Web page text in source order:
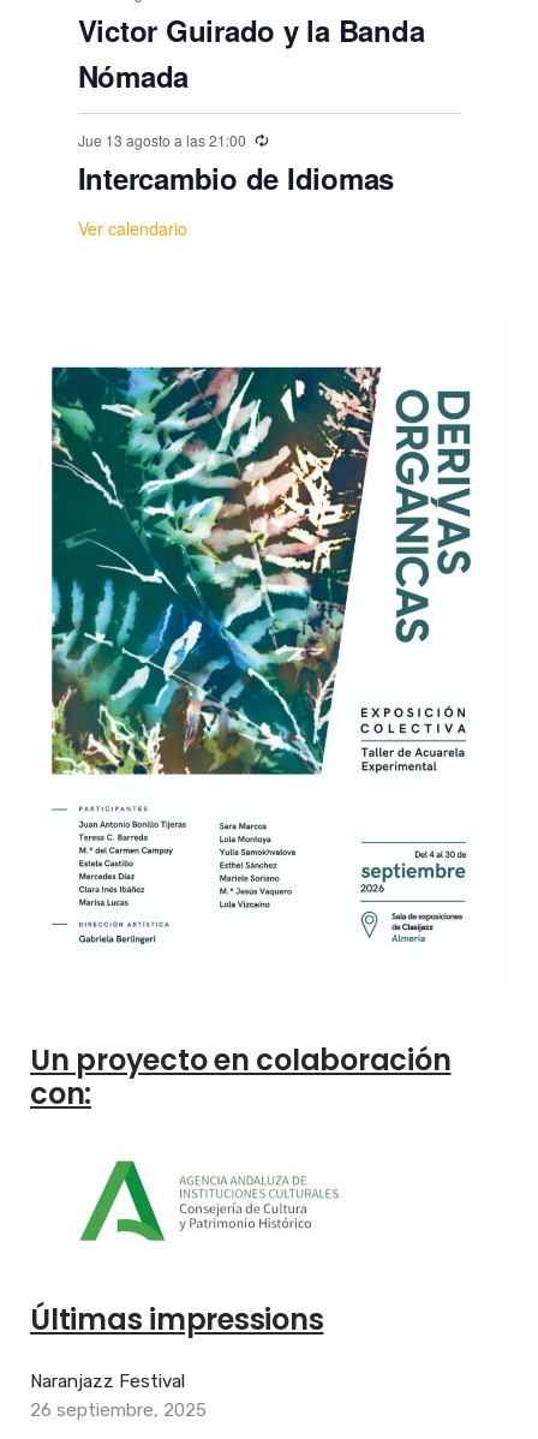
Victor Guirado y la Banda
Nómada
Jue 13 agosto a las 21:00
Intercambio de Idiomas
Ver calendario
Un proyecto en colaboración
con:
Últimas impressions
Naranjazz Festival
26 septiembre, 2025